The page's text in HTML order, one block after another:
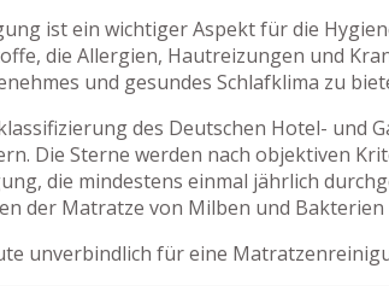
ist ein wichtiger Aspekt für die
die Allergien, Hautreizungen und
und gesundes Schlafklima zu
des Deutschen Hotel- und
Die Sterne werden nach objektiven
die mindestens einmal jährlich
der Matratze von Milben und
unverbindlich für eine